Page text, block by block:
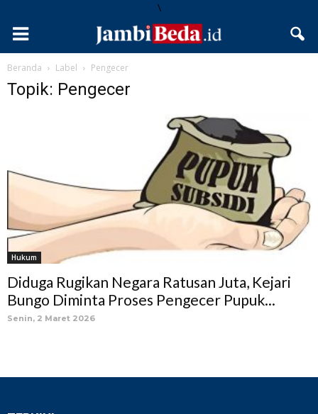
\
Beranda Label Pengecer
Topik: Pengecer
Hukum
Diduga Rugikan Negara Ratusan Juta, Kejari
Bungo Diminta Proses Pengecer Pupuk...
Senin, 2 Maret 2026